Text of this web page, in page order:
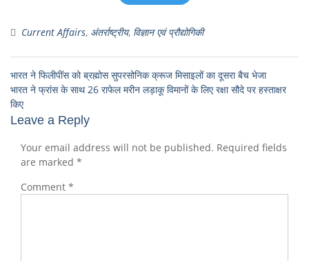
Current Affairs, अंतर्राष्ट्रीय, विज्ञान एवं प्रौद्योगिकी
भारत ने फिलीपींस को ब्रह्मोस सुपरसोनिक क्रूज मिसाइलों का दूसरा बैच भेजा
भारत ने फ्रांस के साथ 26 राफेल मरीन लड़ाकू विमानों के लिए रक्षा सौदे पर हस्ताक्षर
किए
Leave a Reply
Your email address will not be published. Required fields
are marked *
Comment *